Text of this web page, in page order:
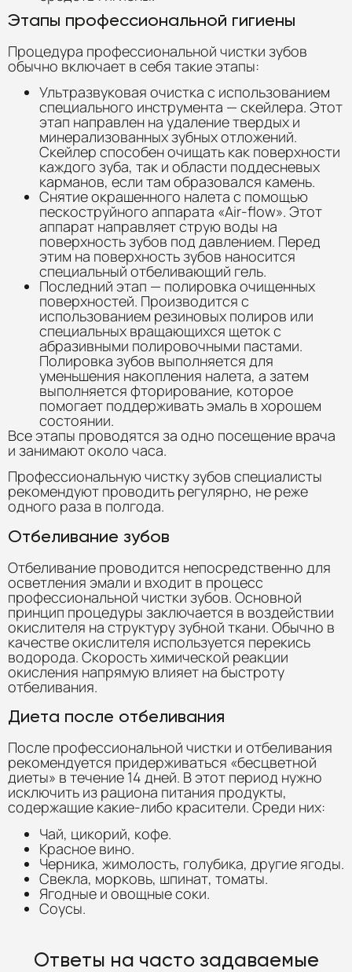
Этапы профессиональной гигиены
Процедура профессиональной чистки зубов
обычно включает в себя такие этапы:
Ультразвуковая очистка с использованием
специального инструмента — скейлера. Этот
этап направлен на удаление твердых и
минерализованных зубных отложений.
Скейлер способен очищать как поверхности
каждого зуба, так и области поддесневых
карманов, если там образовался камень.
Снятие окрашенного налета с помощью
пескоструйного аппарата «Air-flow». Этот
аппарат направляет струю воды на
поверхность зубов под давлением. Перед
этим на поверхность зубов наносится
специальный отбеливающий гель.
Последний этап — полировка очищенных
поверхностей. Производится с
использованием резиновых полиров или
специальных вращающихся щеток с
абразивными полировочными пастами.
Полировка зубов выполняется для
уменьшения накопления налета, а затем
выполняется фторирование, которое
помогает поддерживать эмаль в хорошем
состоянии.
Все этапы проводятся за одно посещение врача
и занимают около часа.
Профессиональную чистку зубов специалисты
рекомендуют проводить регулярно, не реже
одного раза в полгода.
Отбеливание зубов
Отбеливание проводится непосредственно для
осветления эмали и входит в процесс
профессиональной чистки зубов. Основной
принцип процедуры заключается в воздействии
окислителя на структуру зубной ткани. Обычно в
качестве окислителя используется перекись
водорода. Скорость химической реакции
окисления напрямую влияет на быстроту
отбеливания.
Диета после отбеливания
После профессиональной чистки и отбеливания
рекомендуется придерживаться «бесцветной
диеты» в течение 14 дней. В этот период нужно
исключить из рациона питания продукты,
содержащие какие-либо красители. Среди них:
Чай, цикорий, кофе.
Красное вино.
Черника, жимолость, голубика, другие ягоды.
Свекла, морковь, шпинат, томаты.
Ягодные и овощные соки.
Соусы.
Ответы на часто задаваемые